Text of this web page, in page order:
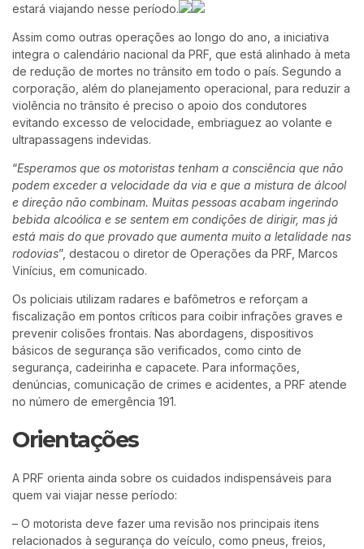
estará viajando nesse período.
Assim como outras operações ao longo do ano, a iniciativa
integra o calendário nacional da PRF, que está alinhado à meta
de redução de mortes no trânsito em todo o país. Segundo a
corporação, além do planejamento operacional, para reduzir a
violência no trânsito é preciso o apoio dos condutores
evitando excesso de velocidade, embriaguez ao volante e
ultrapassagens indevidas.
“Esperamos que os motoristas tenham a consciência que não
podem exceder a velocidade da via e que a mistura de álcool
e direção não combinam. Muitas pessoas acabam ingerindo
bebida alcoólica e se sentem em condições de dirigir, mas já
está mais do que provado que aumenta muito a letalidade nas
rodovias”, destacou o diretor de Operações da PRF, Marcos
Vinícius, em comunicado.
Os policiais utilizam radares e bafômetros e reforçam a
fiscalização em pontos críticos para coibir infrações graves e
prevenir colisões frontais. Nas abordagens, dispositivos
básicos de segurança são verificados, como cinto de
segurança, cadeirinha e capacete. Para informações,
denúncias, comunicação de crimes e acidentes, a PRF atende
no número de emergência 191.
Orientações
A PRF orienta ainda sobre os cuidados indispensáveis para
quem vai viajar nesse período:
– O motorista deve fazer uma revisão nos principais itens
relacionados à segurança do veículo, como pneus, freios,